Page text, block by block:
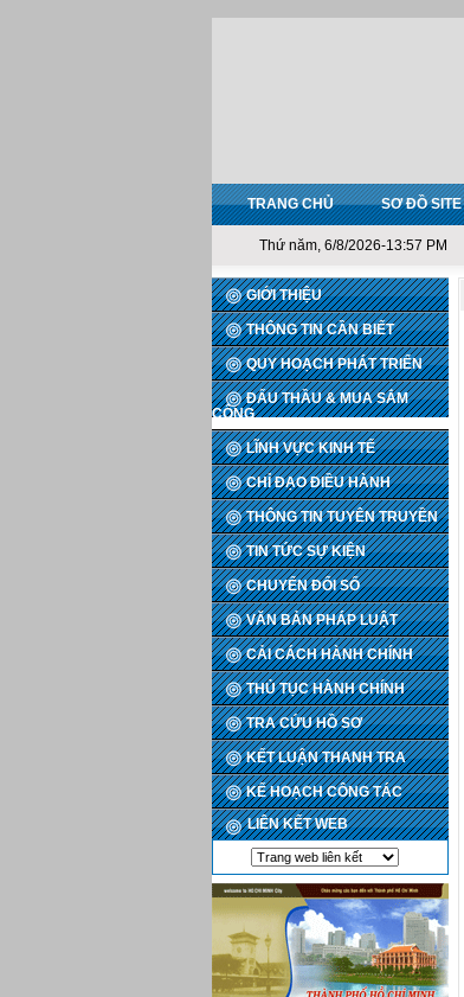
TRANG CHỦ SƠ ĐỒ SITE
Thứ năm, 6/8/2026-13:57 PM
GIỚI THIỆU
THÔNG TIN CẦN BIẾT
QUY HOẠCH PHÁT TRIỂN
ĐẤU THẦU & MUA SẮM
CÔNG
LĨNH VỰC KINH TẾ
CHỈ ĐẠO ĐIỀU HÀNH
THÔNG TIN TUYÊN TRUYỀN
TIN TỨC SỰ KIỆN
CHUYỂN ĐỔI SỐ
VĂN BẢN PHÁP LUẬT
CẢI CÁCH HÀNH CHÍNH
THỦ TỤC HÀNH CHÍNH
TRA CỨU HỒ SƠ
KẾT LUẬN THANH TRA
KẾ HOẠCH CÔNG TÁC
LIÊN KẾT WEB